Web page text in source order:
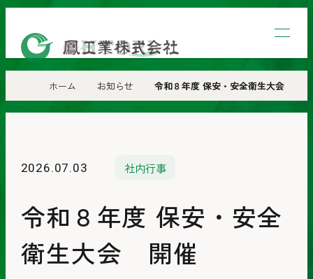
鳳
株
社
ホーム お知らせ 令和８年度 保安・安全衛生大会 開催
2026.07.03 社内行事
令和８年度 保安・安全
衛生大会 開催